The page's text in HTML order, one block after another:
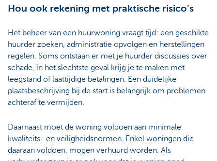
Hou ook rekening met praktische risico’s
Het beheer van een huurwoning vraagt tijd: een geschikte
huurder zoeken, administratie opvolgen en herstellingen
regelen. Soms ontstaan er met je huurder discussies over
schade, in het slechtste geval krijg je te maken met
leegstand of laattijdige betalingen. Een duidelijke
plaatsbeschrijving bij de start is belangrijk om problemen
achteraf te vermijden.
Daarnaast moet de woning voldoen aan minimale
kwaliteits- en veiligheidsnormen. Enkel woningen die
daaraan voldoen, mogen verhuurd worden. Als